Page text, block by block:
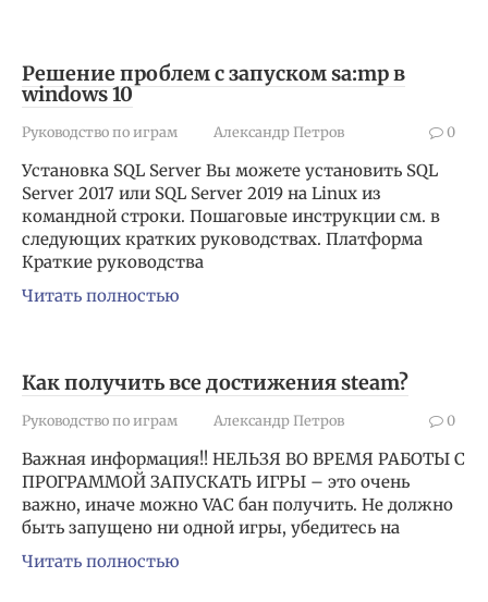
Решение проблем с запуском sa:mp в
windows 10
Руководство по играм Александр Петров 0
Установка SQL Server Вы можете установить SQL
Server 2017 или SQL Server 2019 на Linux из
командной строки. Пошаговые инструкции см. в
следующих кратких руководствах. Платформа
Краткие руководства
Читать полностью
Как получить все достижения steam?
Руководство по играм Александр Петров 0
Важная информация!! НЕЛЬЗЯ ВО ВРЕМЯ РАБОТЫ С
ПРОГРАММОЙ ЗАПУСКАТЬ ИГРЫ – это очень
важно, иначе можно VAC бан получить. Не должно
быть запущено ни одной игры, убедитесь на
Читать полностью